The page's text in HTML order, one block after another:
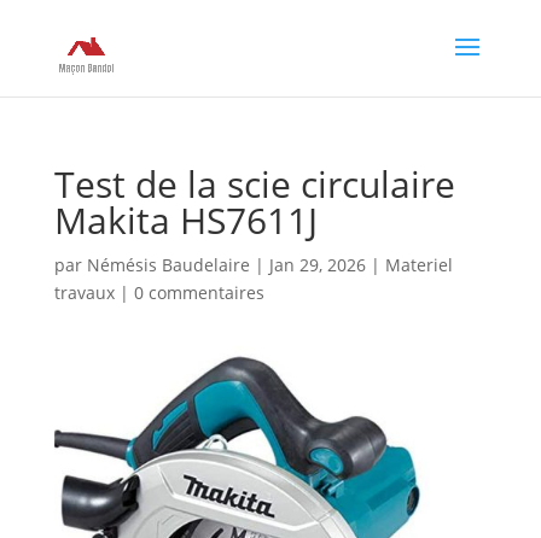
Test de la scie circulaire
Makita HS7611J
par Némésis Baudelaire | Jan 29, 2026| Materiel
travaux| 0 commentaires